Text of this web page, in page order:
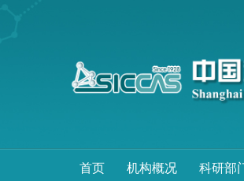
首页 机构概况 科研部